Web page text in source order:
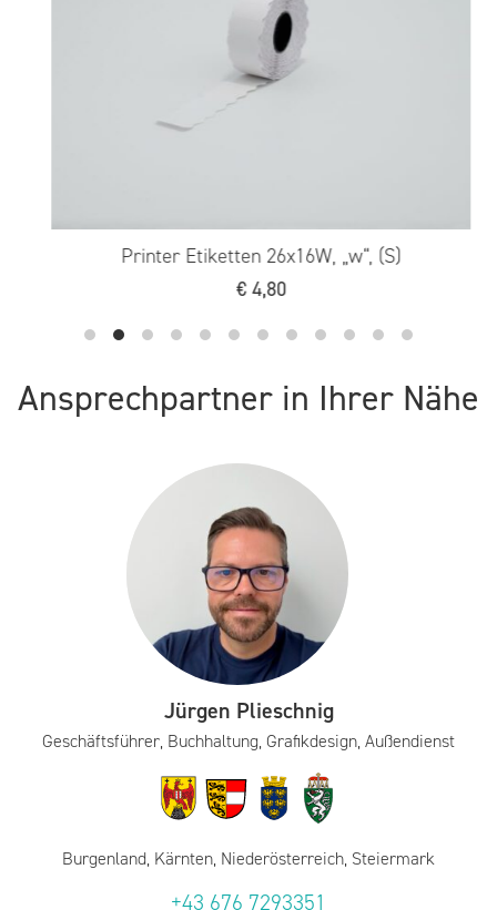
Printer Etiketten 26x16W, „w“, (S)
€4,80
Ansprechpartner in Ihrer Nähe
Jürgen Plieschnig
Geschäftsführer, Buchhaltung, Grafikdesign, Außendienst
Burgenland, Kärnten, Niederösterreich, Steiermark
+43 676 7293351